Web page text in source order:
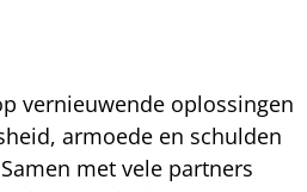
vernieuwende oplossingen
armoede en schulden
met vele partners